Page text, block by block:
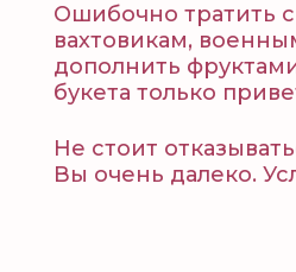
Ошибочно тратить
вахтовикам,
дополнить
букета только
Не стоит
Вы очень далеко.